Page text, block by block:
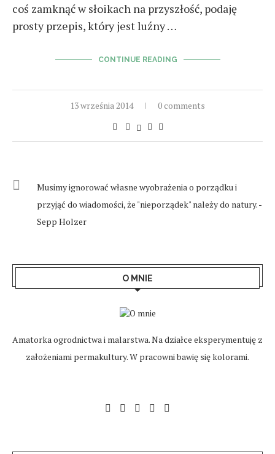
coś zamknąć w słoikach na przyszłość, podaję
prosty przepis, który jest luźny …
CONTINUE READING
13 września 2014 0 comments
Musimy ignorować własne wyobrażenia o porządku i
przyjąć do wiadomości, że "nieporządek" należy do natury. -
Sepp Holzer
O MNIE
Amatorka ogrodnictwa i malarstwa. Na działce eksperymentuję z
założeniami permakultury. W pracowni bawię się kolorami.